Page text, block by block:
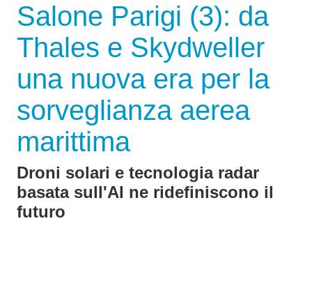
Salone Parigi (3): da
Thales e Skydweller
una nuova era per la
sorveglianza aerea
marittima
Droni solari e tecnologia radar
basata sull'AI ne ridefiniscono il
futuro